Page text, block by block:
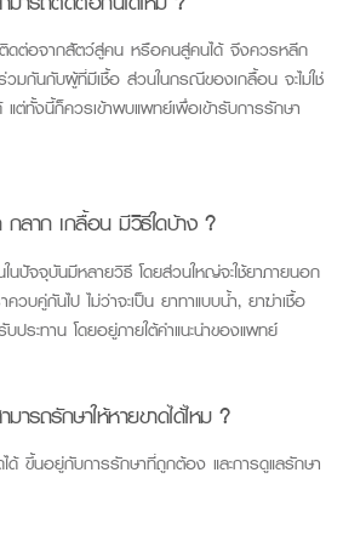
ดต่อจากสัตว์สู่คน หรือคนสู่คนได้ จึงควรหลีก
มกันกับผู้ที่มีเชื้อ ส่วนในกรณีของเกลื้อน จะไม่ใช่
แต่ทั้งนี้ก็ควรเข้าพบแพทย์เพื่อเข้ารับการรักษา
ลาก เกลื้อน มีวิธีใดบ้าง ?
นปัจจุบันมีหลายวิธี โดยส่วนใหญ่จะใช้ยาภายนอก
ควบคู่กันไป ไม่ว่าจะเป็น ยาทาแบบน้ำ, ยาฆ่าเชื้อ
ระทาน โดยอยู่ภายใต้คำแนะนำของแพทย์
รถรักษาให้หายขาดได้ไหม ?
ด้ ขึ้นอยู่กับการรักษาที่ถูกต้อง และการดูแลรักษา